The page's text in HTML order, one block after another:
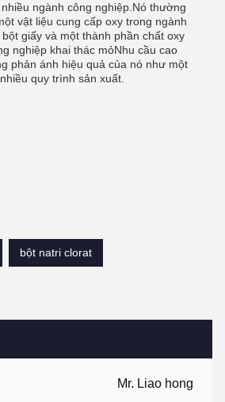
Mr. Liao hong
ngành công nghiệp.Nó thường
vật liệu cung cấp oxy trong ngành
giấy và một thành phần chất oxy
nghiệp khai thác mỏNhu cầu cao
phản ánh hiệu quả của nó như một
quy trình sản xuất.
bột natri clorat